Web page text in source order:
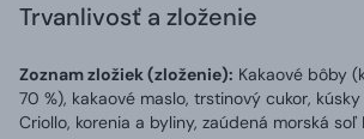
Trvanlivosť a zloženie
Zoznam zložiek (zloženie): Kakaové bôby
70 %), kakaové maslo, trstinový cukor,
Criollo, korenia a byliny, zaúdená morská